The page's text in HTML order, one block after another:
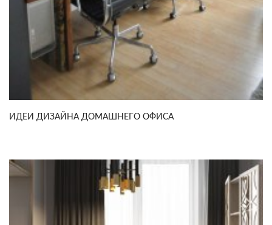
ИДЕИ ДИЗАЙНА ДОМАШНЕГО ОФИСА